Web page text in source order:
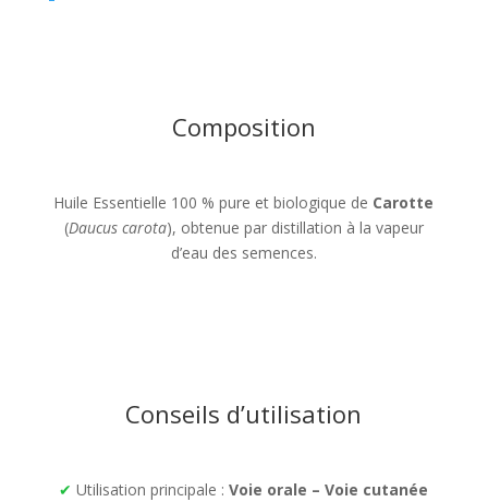
Composition
Huile Essentielle 100 % pure et biologique de Carotte
(Daucus carota), obtenue par distillation à la vapeur
d’eau des semences.
Conseils d’utilisation
✔ Utilisation principale :Voie orale – Voie cutanée